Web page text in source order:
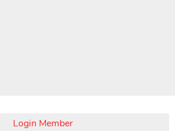
Login Member